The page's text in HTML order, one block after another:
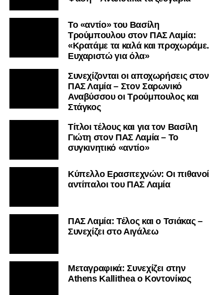
Το «αντίο» του Βασίλη
Τρούμπουλου στον ΠΑΣ Λαμία:
«Κρατάμε τα καλά και προχωράμε.
Ευχαριστώ για όλα»
Συνεχίζονται οι αποχωρήσεις στον
ΠΑΣ Λαμία – Στον Σαρωνικό
Αναβύσσου οι Τρούμπουλος και
Στάγκος
Τίτλοι τέλους και για τον Βασίλη
Γιώτη στον ΠΑΣ Λαμία – Το
συγκινητικό «αντίο»
Κύπελλο Ερασιτεχνών: Οι πιθανοί
αντίπαλοι του ΠΑΣ Λαμία
ΠΑΣ Λαμία: Τέλος και ο Τσιάκας –
Συνεχίζει στο Αιγάλεω
Mεταγραφικά: Συνεχίζει στην
Athens Kallithea ο Κοντονίκος